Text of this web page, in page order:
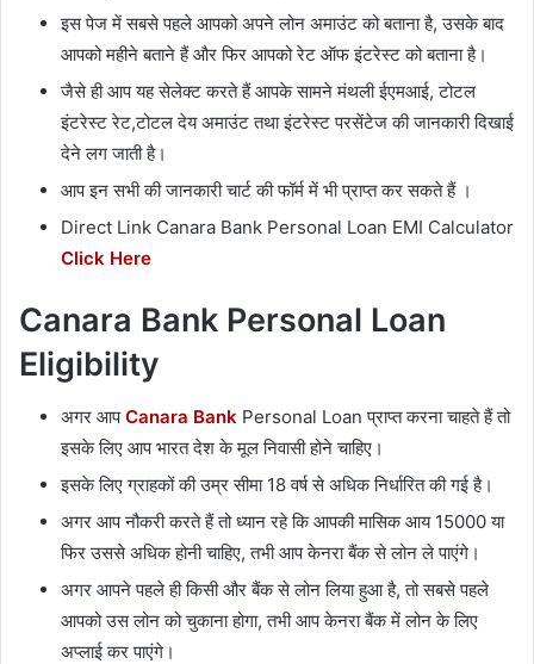
इस पेज में सबसे पहले आपको अपने लोन अमाउंट को बताना है, उसके बाद
आपको महीने बताने हैं और फिर आपको रेट ऑफ इंटरेस्ट को बताना है।
जैसे ही आप यह सेलेक्ट करते हैं आपके सामने मंथली ईएमआई, टोटल
इंटरेस्ट रेट,टोटल देय अमाउंट तथा इंटरेस्ट परसेंटेज की जानकारी दिखाई
देने लग जाती है।
आप इन सभी की जानकारी चार्ट की फॉर्म में भी प्राप्त कर सकते हैं ।
Direct Link Canara Bank Personal Loan EMI Calculator
Click Here
Canara Bank Personal Loan
Eligibility
अगर आपCanara Bank Personal Loan प्राप्त करना चाहते हैं तो
इसके लिए आप भारत देश के मूल निवासी होने चाहिए।
इसके लिए ग्राहकों की उम्र सीमा 18 वर्ष से अधिक निर्धारित की गई है।
अगर आप नौकरी करते हैं तो ध्यान रहे कि आपकी मासिक आय 15000 या
फिर उससे अधिक होनी चाहिए, तभी आप केनरा बैंक से लोन ले पाएंगे।
अगर आपने पहले ही किसी और बैंक से लोन लिया हुआ है, तो सबसे पहले
आपको उस लोन को चुकाना होगा, तभी आप केनरा बैंक में लोन के लिए
अप्लाई कर पाएंगे।